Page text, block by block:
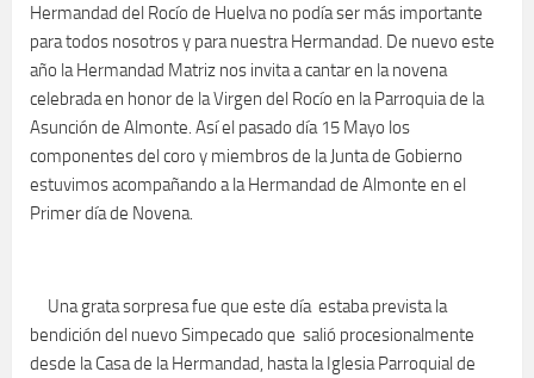
Hermandad del Rocío de Huelva no podía ser más importante
para todos nosotros y para nuestra Hermandad. De nuevo este
año la Hermandad Matriz nos invita a cantar en la novena
celebrada en honor de la Virgen del Rocío en la Parroquia de la
Asunción de Almonte. Así el pasado día 15 Mayo los
componentes del coro y miembros de la Junta de Gobierno
estuvimos acompañando a la Hermandad de Almonte en el
Primer día de Novena.
Una grata sorpresa fue que este día estaba prevista la
bendición del nuevo Simpecado que salió procesionalmente
desde la Casa de la Hermandad, hasta la Iglesia Parroquial de